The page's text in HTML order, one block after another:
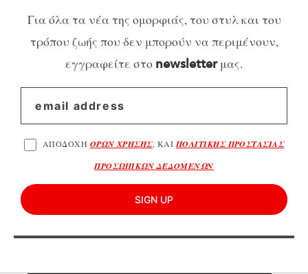
Για όλα τα νέα της ομορφιάς, του στυλ και του
τρόπου ζωής που δεν μπορούν να περιμένουν,
εγγραφείτε στο newsletterμας.
ΑΠΟΔΟΧΗ ΟΡΩΝ ΧΡΗΣΗΣ, ΚΑΙ ΠΟΛΙΤΙΚΗΣ ΠΡΟΣΤΑΣΙΑΣ
ΠΡΟΣΩΠΙΚΩΝ ΔΕΔΟΜΕΝΩΝ
SIGN UP